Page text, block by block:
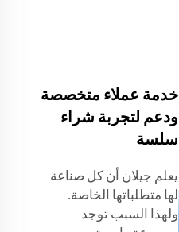
خدمة عملاء متخصصة
ودعم لتجربة شراء
سلسة
يعلم جيلان أن كل صناعة
لها متطلباتها الخاصة.
ولهذا السبب توجد